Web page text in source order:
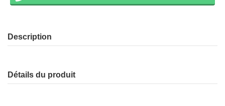
Description
Détails du produit